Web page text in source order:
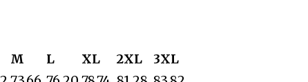
M L XL 2XL
3XL